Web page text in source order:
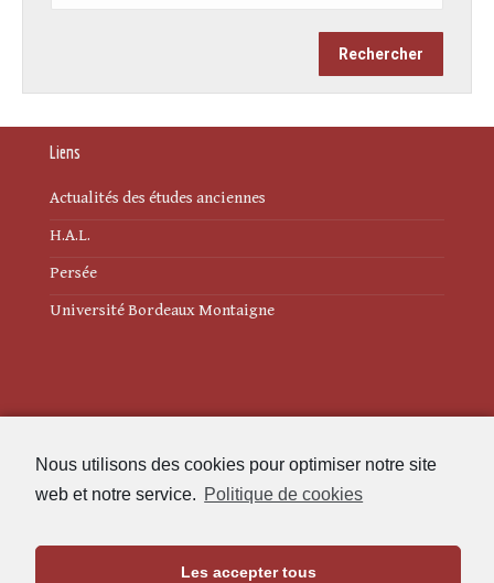
Nous utilisons des cookies pour optimiser notre site
web et notre service. Politique de cookies
Les accepter tous
Liens
Actualités des études anciennes
H.A.L.
Persée
Université Bordeaux Montaigne
Politique de cookies (UE)